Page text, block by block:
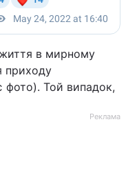
в мирному
приходу
фото). Той випадок,
Реклама